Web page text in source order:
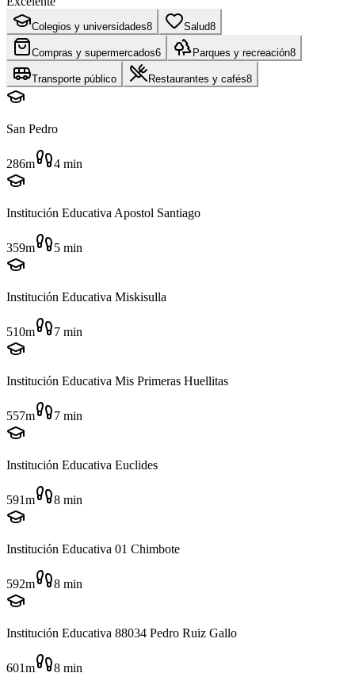
Colegios y universidades8 Salud8
Compras y supermercados6 Parques y recreación8
Transporte público Restaurantes y cafés8
San Pedro
286m 4 min
Institución Educativa Apostol Santiago
359m 5 min
Institución Educativa Miskisulla
510m 7 min
Institución Educativa Mis Primeras Huellitas
557m 7 min
Institución Educativa Euclides
591m 8 min
Institución Educativa 01 Chimbote
592m 8 min
Institución Educativa 88034 Pedro Ruiz Gallo
601m 8 min